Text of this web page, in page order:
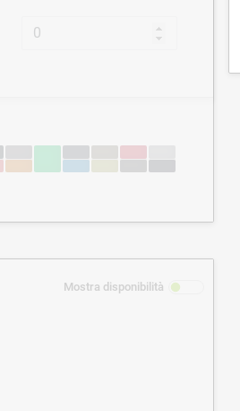
Mostra disponibilità